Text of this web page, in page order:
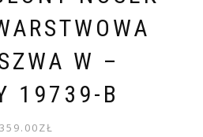
W –
19739-B
359.00ZŁ